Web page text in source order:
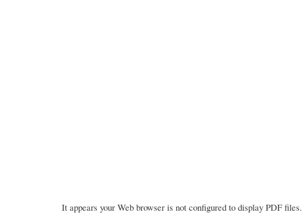
It appears your Web browser is not configured to display PDF files.